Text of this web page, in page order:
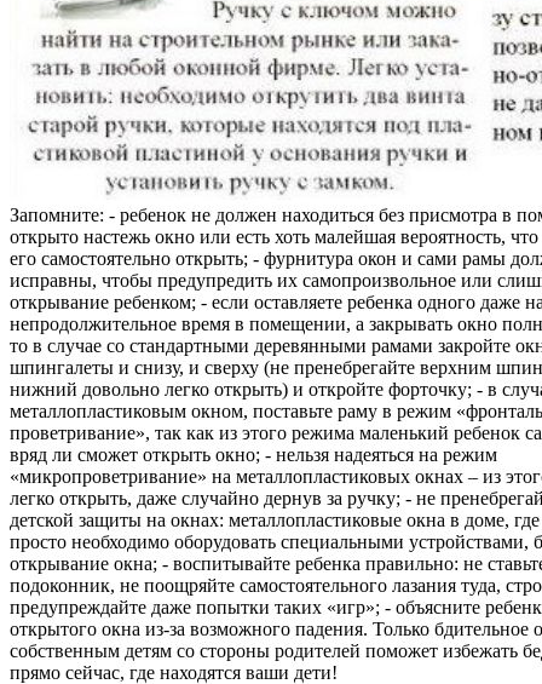
Запомните: - ребенок не должен находиться без присмотра в
открыто настежь окно или есть хоть малейшая вероятность,
его самостоятельно открыть; - фурнитура окон и сами рамы
исправны, чтобы предупредить их самопроизвольное или
открывание ребенком; - если оставляете ребенка одного даже
непродолжительное время в помещении, а закрывать окно
то в случае со стандартными деревянными рамами закройте
шпингалеты и снизу, и сверху (не пренебрегайте верхним
нижний довольно легко открыть) и откройте форточку; - в
металлопластиковым окном, поставьте раму в режим
проветривание», так как из этого режима маленький ребенок
вряд ли сможет открыть окно; - нельзя надеяться на режим
«микропроветривание» на металлопластиковых окнах – из
легко открыть, даже случайно дернув за ручку; - не
детской защиты на окнах: металлопластиковые окна в доме, где
просто необходимо оборудовать специальными
открывание окна; - воспитывайте ребенка правильно: не
подоконник, не поощряйте самостоятельного лазания туда,
предупреждайте даже попытки таких «игр»; - объясните
открытого окна из-за возможного падения. Только бдительное
собственным детям со стороны родителей поможет избежать
прямо сейчас, где находятся ваши дети!